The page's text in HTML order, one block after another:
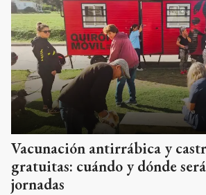
Vacunación antirrábica y
gratuitas: cuándo y dónde
jornadas